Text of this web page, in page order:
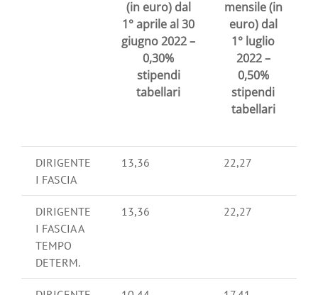
(in euro) dal
1° aprile al 30
giugno 2022 –
0,30%
stipendi
tabellari
mensile (in
euro) dal
1° luglio
2022 –
0,50%
stipendi
tabellari
DIRIGENTE
I FASCIA
13,36 22,27
DIRIGENTE
I FASCIA A
TEMPO
DETERM.
13,36 22,27